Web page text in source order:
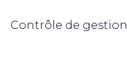
Contrôle de gestion